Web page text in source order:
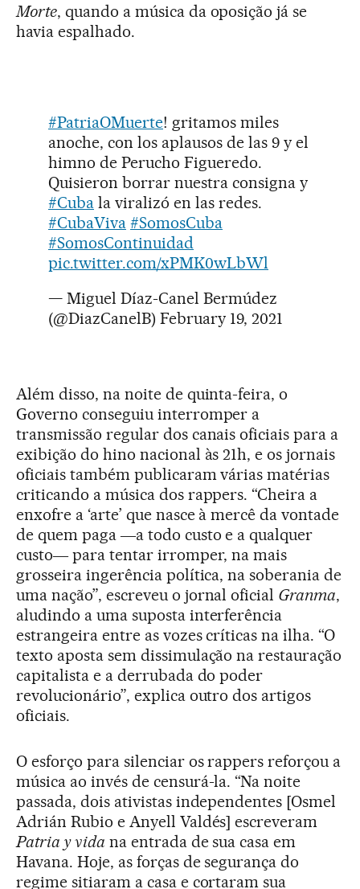
Morte, quando a música da oposição já se
havia espalhado.
#PatriaOMuerte! gritamos miles
anoche, con los aplausos de las 9 y el
himno de Perucho Figueredo.
Quisieron borrar nuestra consigna y
#Cuba la viralizó en las redes.
#CubaViva #SomosCuba
#SomosContinuidad
pic.twitter.com/xPMK0wLbWl
— Miguel Díaz-Canel Bermúdez
(@DiazCanelB) February 19, 2021
Além disso, na noite de quinta-feira, o
Governo conseguiu interromper a
transmissão regular dos canais oficiais para a
exibição do hino nacional às 21h, e os jornais
oficiais também publicaram várias matérias
criticando a música dos rappers. “Cheira a
enxofre a ‘arte’ que nasce à mercê da vontade
de quem paga ―a todo custo e a qualquer
custo― para tentar irromper, na mais
grosseira ingerência política, na soberania de
uma nação”, escreveu o jornal oficial Granma,
aludindo a uma suposta interferência
estrangeira entre as vozes críticas na ilha. “O
texto aposta sem dissimulação na restauração
capitalista e a derrubada do poder
revolucionário”, explica outro dos artigos
oficiais.
O esforço para silenciar os rappers reforçou a
música ao invés de censurá-la. “Na noite
passada, dois ativistas independentes [Osmel
Adrián Rubio e Anyell Valdés] escreveram
Patria y vida na entrada de sua casa em
Havana. Hoje, as forças de segurança do
regime sitiaram a casa e cortaram sua